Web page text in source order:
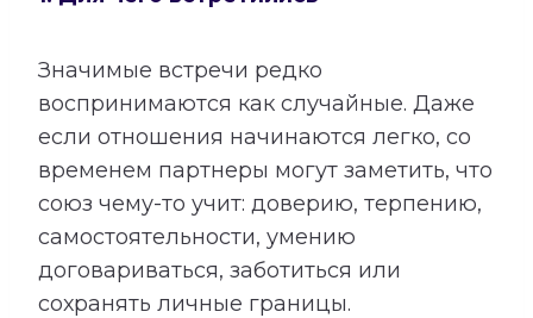
Значимые встречи редко
воспринимаются как случайные. Даже
если отношения начинаются легко, со
временем партнеры могут заметить, что
союз чему-то учит: доверию, терпению,
самостоятельности, умению
договариваться, заботиться или
сохранять личные границы.